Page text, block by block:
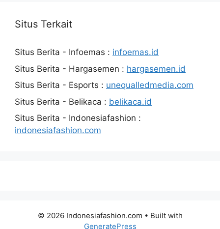
Situs Terkait
Situs Berita - Infoemas : infoemas.id
Situs Berita - Hargasemen : hargasemen.id
Situs Berita - Esports : unequalledmedia.com
Situs Berita - Belikaca : belikaca.id
Situs Berita - Indonesiafashion :
indonesiafashion.com
© 2026 Indonesiafashion.com • Built with
GeneratePress